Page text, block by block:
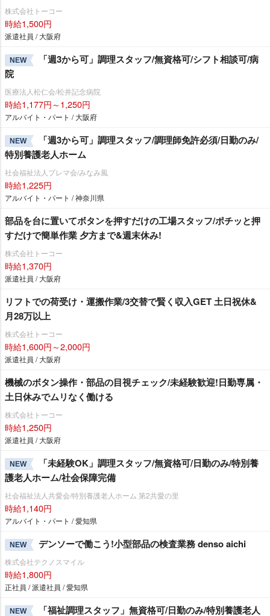
株式会社トーコー
時給1,500円
派遣社員 / 大阪府
NEW
「週3から可」調理スタッフ/無資格可/シフト相談可/病
院
医療法人松仁会/松井記念病院
時給1,177円～1,250円
アルバイト・パート / 大阪府
NEW
「週3から可」調理スタッフ/調理師免許必須/日勤のみ/
特別養護老人ホーム
社会福祉法人プレマ会/みなみ風
時給1,225円
アルバイト・パート / 神奈川県
部品を台に置いてボタンを押すだけの工場スタッフ/ポチッと押
すだけで簡単作業 夕方まで&週末休み!
株式会社トーコー
時給1,370円
派遣社員 / 大阪府
リフトでの荷受け・運搬作業/3交替で賢く収入GET 土日祝休&
月28万以上
株式会社トーコー
時給1,600円～2,000円
派遣社員 / 大阪府
機械のボタン操作・部品の目視チェック/未経験歓迎!日勤専属・
土日休みでムリなく働ける
株式会社トーコー
時給1,250円
派遣社員 / 大阪府
NEW
「未経験OK」調理スタッフ/無資格可/日勤のみ/特別養
護老人ホーム/社会保障完備
社会福祉法人共愛会/特別養護老人ホーム 第2共愛の里
時給1,140円
アルバイト・パート / 愛知県
NEW デンソーで働こう!小型部品の検査業務 denso aichi
株式会社テクノスマイル
時給1,800円
正社員 / 派遣社員 / 愛知県
NEW 「福祉調理スタッフ」無資格可/日勤のみ/特別養護老人